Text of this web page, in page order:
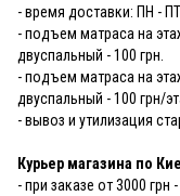
- время доставки: ПН -
- подъем матраса на
двуспальный - 100 грн.
- подъем матраса на
двуспальный - 100 грн/
- вывоз и утилизация
Курьер магазина по
- при заказе от 3000